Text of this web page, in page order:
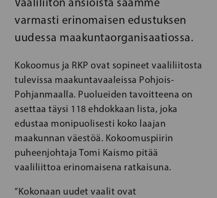
varmasti erinomaisen edustuksen
uudessa maakuntaorganisaatiossa.
Kokoomus ja RKP ovat sopineet vaaliliitosta
tulevissa maakuntavaaleissa Pohjois-
Pohjanmaalla. Puolueiden tavoitteena on
asettaa täysi 118 ehdokkaan lista, joka
edustaa monipuolisesti koko laajan
maakunnan väestöä. Kokoomuspiirin
puheenjohtaja Tomi Kaismo pitää
vaaliliittoa erinomaisena ratkaisuna.
”Kokonaan uudet vaalit ovat